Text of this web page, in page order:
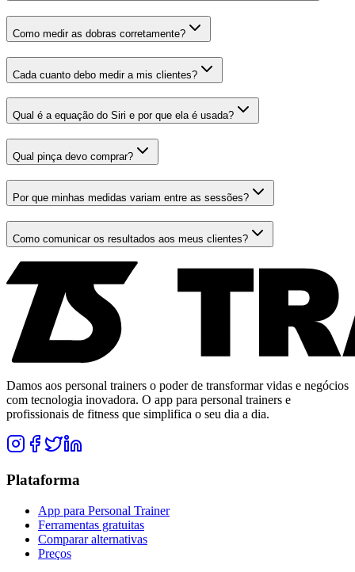
Como medir as dobras corretamente?
Cada cuanto debo medir a mis clientes?
Qual é a equação do Siri e por que ela é usada?
Qual pinça devo comprar?
Por que minhas medidas variam entre as sessões?
Como comunicar os resultados aos meus clientes?
Damos aos personal trainers o poder de transformar vidas e negócios
com tecnologia inovadora. O app para personal trainers e
profissionais de fitness que simplifica o seu dia a dia.
Plataforma
App para Personal Trainer
Ferramentas gratuitas
Comparar alternativas
Preços